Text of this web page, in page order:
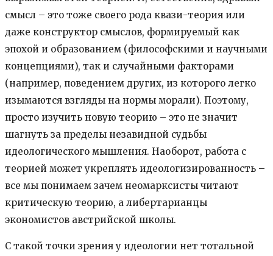
смысл – это тоже своего рода квази-теория или
даже конструктор смыслов, формируемый как
эпохой и образованием (философскими и научными
концепциями), так и случайными факторами
(например, поведением других, из которого легко
изымаются взгляды на нормы морали). Поэтому,
просто изучить новую теорию – это не значит
шагнуть за пределы незавидной судьбы
идеологического мышления. Наоборот, работа с
теорией может укреплять идеологизированность –
все мы понимаем зачем неомарксисты читают
критическую теорию, а либертарианцы
экономистов австрийской школы.
С такой точки зрения у идеологии нет тотальной